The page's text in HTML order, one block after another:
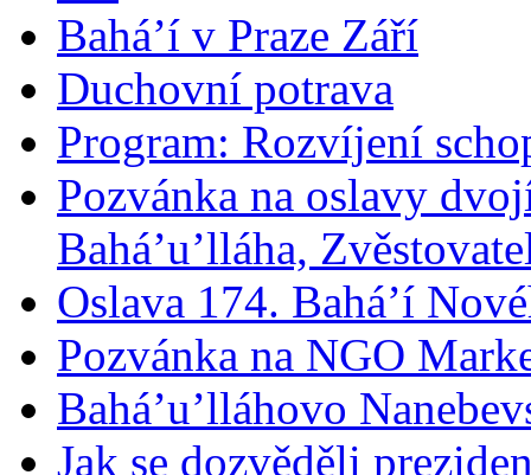
Bahá’í v Praze Září
Duchovní potrava
Program: Rozvíjení
Pozvánka na oslavy
Bahá’u’lláha,
Oslava 174. Bahá’í
Pozvánka na NGO
Bahá’u’lláhovo
Jak se dozvěděli